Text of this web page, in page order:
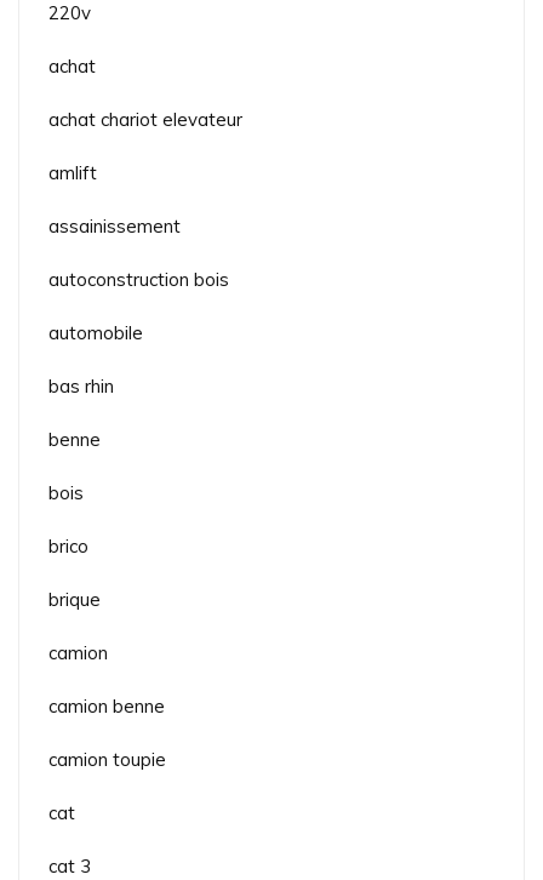
220v
achat
achat chariot elevateur
amlift
assainissement
autoconstruction bois
automobile
bas rhin
benne
bois
brico
brique
camion
camion benne
camion toupie
cat
cat 3